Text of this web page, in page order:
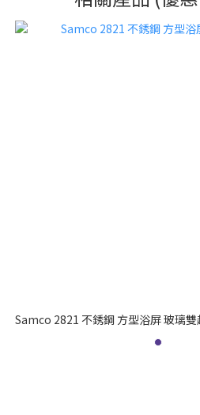
Samco 2821 不銹鋼 方型浴屏 玻璃雙